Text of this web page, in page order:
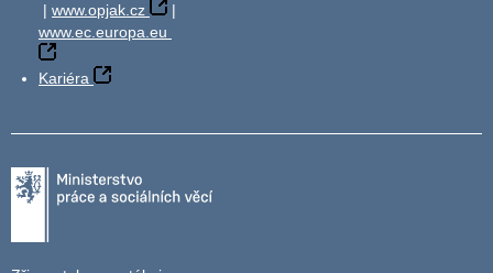
| www.opjak.cz
|
www.ec.europa.eu
Kariéra